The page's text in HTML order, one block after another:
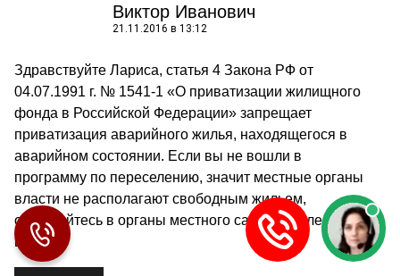
Виктор Иванович
21.11.2016 в 13:12
Здравствуйте Лариса, статья 4 Закона РФ от
04.07.1991 г. № 1541-1 «О приватизации жилищного
фонда в Российской Федерации» запрещает
приватизация аварийного жилья, находящегося в
аварийном состоянии. Если вы не вошли в
программу по переселению, значит местные органы
власти не располагают свободным жильем,
обращайтесь в органы местного самоуправления или
в суд.